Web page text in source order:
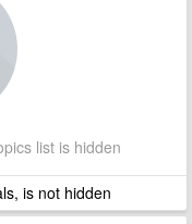
list is hidden
is not hidden